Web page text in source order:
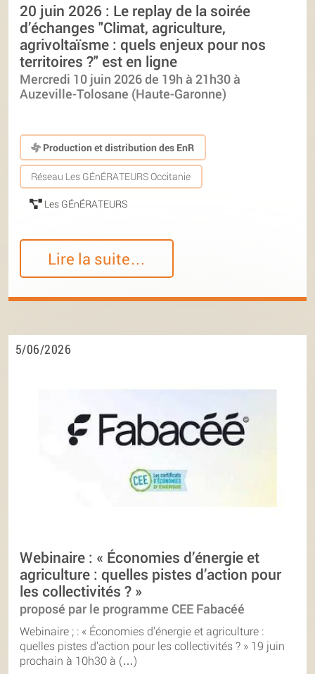
20 juin 2026 : Le replay de la soirée
d’échanges "Climat, agriculture,
agrivoltaïsme : quels enjeux pour nos
territoires ?" est en ligne
Mercredi 10 juin 2026 de 19h à 21h30 à
Auzeville-Tolosane (Haute-Garonne)
Production et distribution des EnR
Réseau Les GÉnÉRATEURS Occitanie
Les GÉnÉRATEURS
Lire la suite…
5/06/2026
Webinaire : « Économies d’énergie et
agriculture : quelles pistes d’action pour
les collectivités ? »
proposé par le programme CEE Fabacéé
Webinaire ; : « Économies d’énergie et agriculture :
quelles pistes d’action pour les collectivités ? » 19 juin
prochain à 10h30 à (…)